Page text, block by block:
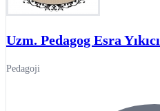
Uzm. Pedagog Esra Yıkıcı
Pedagoji